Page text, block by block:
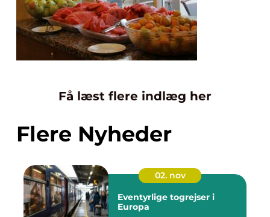
Få læst flere indlæg her
Flere Nyheder
02. nov
Eventyrlige togrejser i
Europa